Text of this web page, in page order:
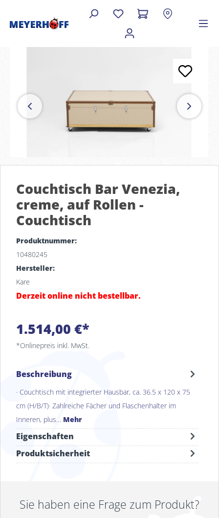
Couchtisch Bar Venezia,
creme, auf Rollen -
Couchtisch
Beschreibung
· Couchtisch mit integrierter Hausbar, ca. 36.5 x 120 x 75
cm (H/B/T)· Zahlreiche Fächer und Flaschenhalter im
Inneren, plus… Mehr
Eigenschaften
Produktsicherheit
Sie haben eine Frage zum Produkt?
1.514,00 €*
*Onlinepreis inkl. MwSt.
Derzeit online nicht bestellbar.
Produktnummer:
10480245
Hersteller:
Kare